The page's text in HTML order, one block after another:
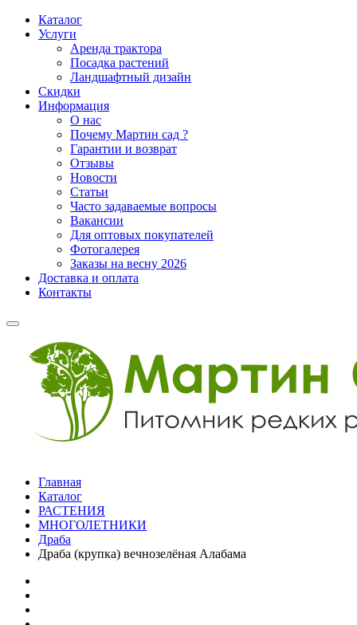
Каталог
Услуги
Аренда трактора
Посадка растений
Ландшафтный дизайн
Скидки
Информация
О нас
Почему Мартин сад ?
Гарантии и возврат
Отзывы
Новости
Статьи
Часто задаваемые вопросы
Вакансии
Для оптовых покупателей
Фотогалерея
Заказы на весну 2026
Доставка и оплата
Контакты
Главная
Каталог
РАСТЕНИЯ
МНОГОЛЕТНИКИ
Драба
Драба (крупка) вечнозелёная Алабама